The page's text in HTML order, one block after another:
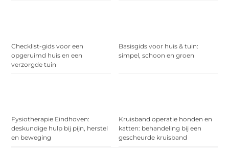
Checklist-gids voor een
opgeruimd huis en een
verzorgde tuin
Basisgids voor huis & tuin:
simpel, schoon en groen
Fysiotherapie Eindhoven:
deskundige hulp bij pijn, herstel
en beweging
Kruisband operatie honden en
katten: behandeling bij een
gescheurde kruisband